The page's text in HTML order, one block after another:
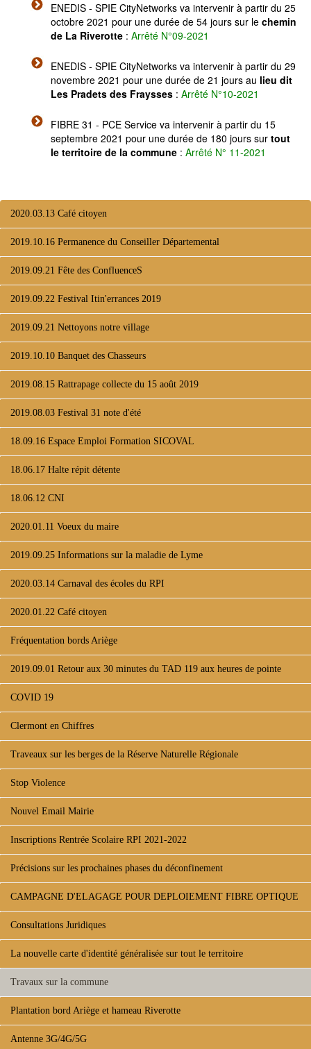
ENEDIS - SPIE CityNetworks va intervenir à partir du 25
octobre 2021 pour une durée de 54 jours sur le chemin
de La Riverotte : Arrêté N°09-2021
ENEDIS - SPIE CityNetworks va intervenir à partir du 29
novembre 2021 pour une durée de 21 jours au lieu dit
Les Pradets des Fraysses : Arrêté N°10-2021
FIBRE 31 - PCE Service va intervenir à partir du 15
septembre 2021 pour une durée de 180 jours sur tout
le territoire de la commune : Arrêté N° 11-2021
2020.03.13 Café citoyen
2019.10.16 Permanence du Conseiller Départemental
2019.09.21 Fête des ConfluenceS
2019.09.22 Festival Itin'errances 2019
2019.09.21 Nettoyons notre village
2019.10.10 Banquet des Chasseurs
2019.08.15 Rattrapage collecte du 15 août 2019
2019.08.03 Festival 31 note d'été
18.09.16 Espace Emploi Formation SICOVAL
18.06.17 Halte répit détente
18.06.12 CNI
2020.01.11 Voeux du maire
2019.09.25 Informations sur la maladie de Lyme
2020.03.14 Carnaval des écoles du RPI
2020.01.22 Café citoyen
Fréquentation bords Ariège
2019.09.01 Retour aux 30 minutes du TAD 119 aux heures de pointe
COVID 19
Clermont en Chiffres
Traveaux sur les berges de la Réserve Naturelle Régionale
Stop Violence
Nouvel Email Mairie
Inscriptions Rentrée Scolaire RPI 2021-2022
Précisions sur les prochaines phases du déconfinement
CAMPAGNE D'ELAGAGE POUR DEPLOIEMENT FIBRE OPTIQUE
Consultations Juridiques
La nouvelle carte d'identité généralisée sur tout le territoire
Travaux sur la commune
Plantation bord Ariège et hameau Riverotte
Antenne 3G/4G/5G